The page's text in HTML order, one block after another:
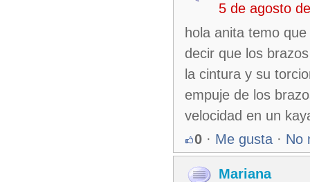
5 de agosto
hola anita temo
decir que los
la cintura y su
empuje de los
velocidad en un
0 · Me gusta · No
Mariana